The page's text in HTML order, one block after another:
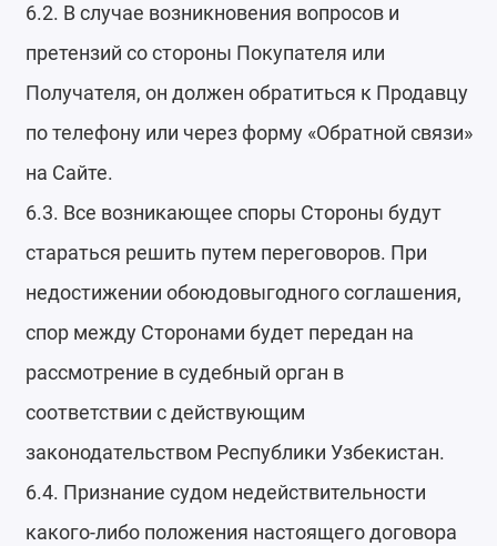
6.2. В случае возникновения вопросов и
претензий со стороны Покупателя или
Получателя, он должен обратиться к Продавцу
по телефону или через форму «Обратной связи»
на Сайте.
6.3. Все возникающее споры Стороны будут
стараться решить путем переговоров. При
недостижении обоюдовыгодного соглашения,
спор между Сторонами будет передан на
рассмотрение в судебный орган в
соответствии с действующим
законодательством Республики Узбекистан.
6.4. Признание судом недействительности
какого-либо положения настоящего договора